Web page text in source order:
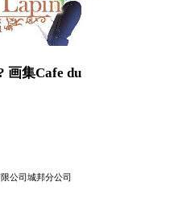
画集Cafe du
公司城邦分公司